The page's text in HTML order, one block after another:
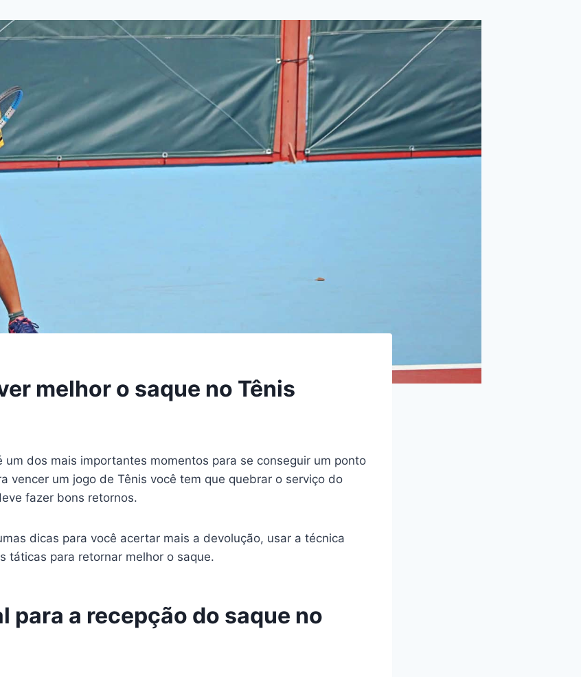
melhor o saque no Tênis
um dos mais importantes momentos para se conseguir um ponto
vencer um jogo de Tênis você tem que quebrar o serviço do
fazer bons retornos.
dicas para você acertar mais a devolução, usar a técnica
táticas para retornar melhor o saque.
para a recepção do saque no